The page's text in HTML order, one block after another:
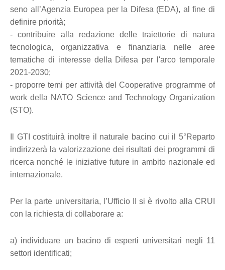
seno all’Agenzia Europea per la Difesa (EDA), al fine di
definire priorità;
- contribuire alla redazione delle traiettorie di natura
tecnologica, organizzativa e finanziaria nelle aree
tematiche di interesse della Difesa per l'arco temporale
2021-2030;
- proporre temi per attività del Cooperative programme of
work della NATO Science and Technology Organization
(STO).
Il GTI costituirà inoltre il naturale bacino cui il 5°Reparto
indirizzerà la valorizzazione dei risultati dei programmi di
ricerca nonché le iniziative future in ambito nazionale ed
internazionale.
Per la parte universitaria, l’Ufficio II si è rivolto alla CRUI
con la richiesta di collaborare a:
a) individuare un bacino di esperti universitari negli 11
settori identificati;